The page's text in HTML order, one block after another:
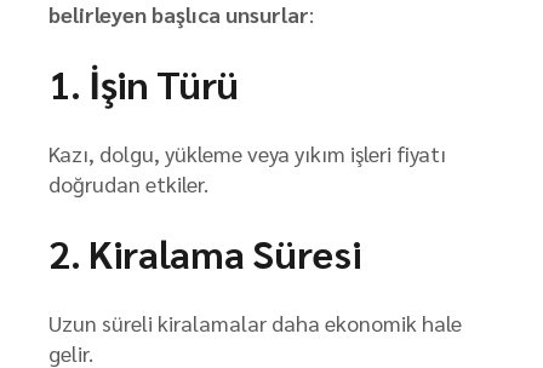
belirleyen başlıca unsurlar:
1. İşin Türü
Kazı, dolgu, yükleme veya yıkım işleri fiyatı
doğrudan etkiler.
2. Kiralama Süresi
Uzun süreli kiralamalar daha ekonomik hale
gelir.